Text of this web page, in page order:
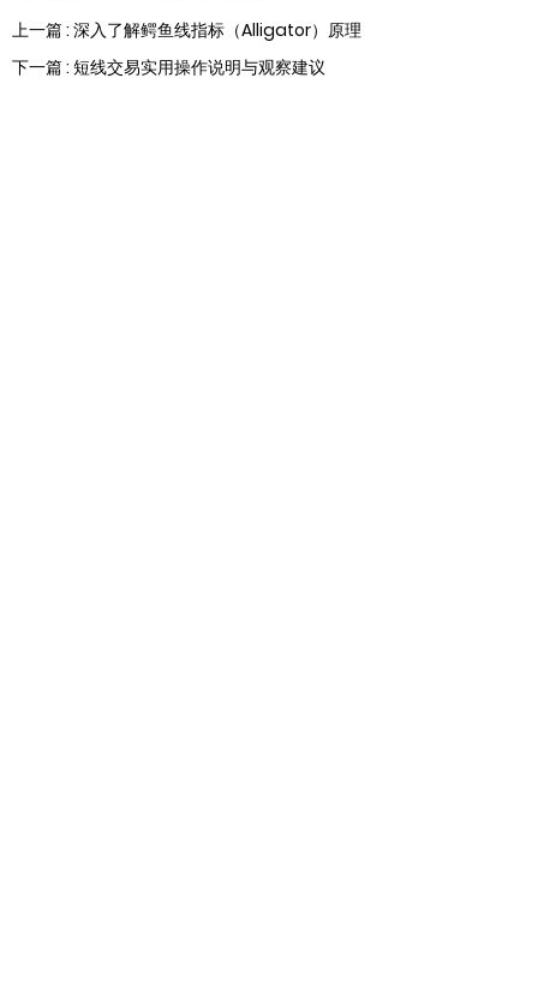
上一篇 : 深入了解鳄鱼线指标（Alligator）原理
下一篇 : 短线交易实用操作说明与观察建议